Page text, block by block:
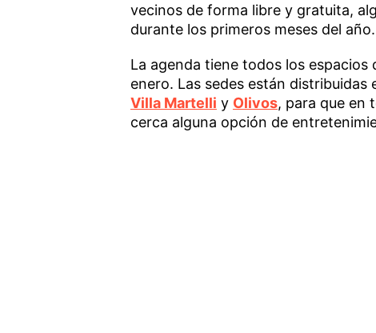
vecinos de forma libre y gratuita,
durante los primeros meses del año.
La agenda tiene todos los espacios
enero. Las sedes están distribuidas
Villa Martelli y Olivos, para que en
cerca alguna opción de